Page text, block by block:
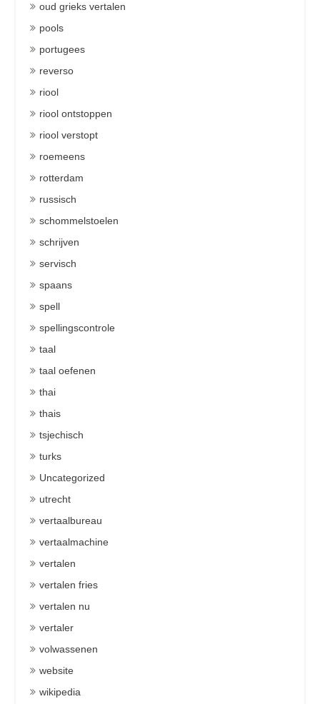
oud grieks vertalen
pools
portugees
reverso
riool
riool ontstoppen
riool verstopt
roemeens
rotterdam
russisch
schommelstoelen
schrijven
servisch
spaans
spell
spellingscontrole
taal
taal oefenen
thai
thais
tsjechisch
turks
Uncategorized
utrecht
vertaalbureau
vertaalmachine
vertalen
vertalen fries
vertalen nu
vertaler
volwassenen
website
wikipedia